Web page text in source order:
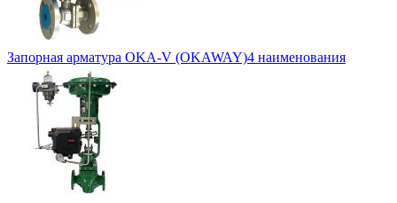
Запорная арматура OKA-V (OKAWAY)4 наименования